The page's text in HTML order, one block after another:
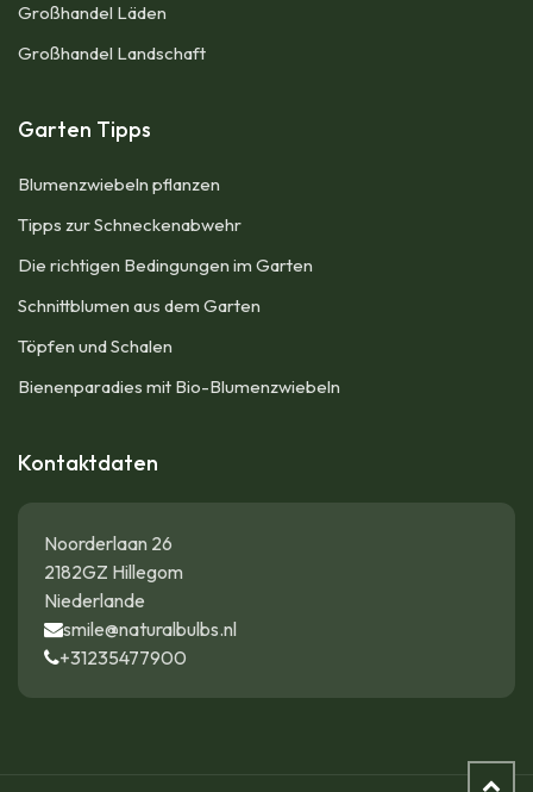
Großhandel Läden
Großhandel Landschaft
Garten Tipps
Blumenzwiebeln pflanzen
Tipps zur Schneckenabwehr
Die richtigen Bedingungen im Garten
Schnittblumen aus dem Garten
Töpfen und Schalen
Bienenparadies mit Bio-Blumenzwiebeln
Kontaktdaten
Noorderlaan 26
2182GZ Hillegom
Niederlande
smile@naturalbulbs.nl
+31235477900